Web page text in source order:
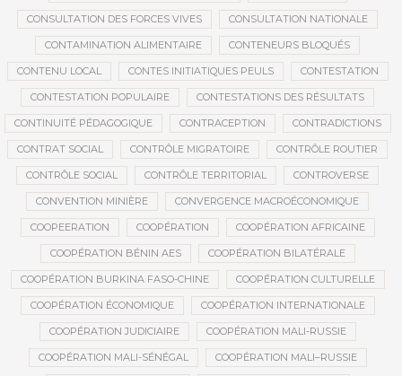
CONSULTATION DES FORCES VIVES CONSULTATION NATIONALE
CONTAMINATION ALIMENTAIRE CONTENEURS BLOQUÉS
CONTENU LOCAL CONTES INITIATIQUES PEULS CONTESTATION
CONTESTATION POPULAIRE CONTESTATIONS DES RÉSULTATS
CONTINUITÉ PÉDAGOGIQUE CONTRACEPTION CONTRADICTIONS
CONTRAT SOCIAL CONTRÔLE MIGRATOIRE CONTRÔLE ROUTIER
CONTRÔLE SOCIAL CONTRÔLE TERRITORIAL CONTROVERSE
CONVENTION MINIÈRE CONVERGENCE MACROÉCONOMIQUE
COOPEERATION COOPÉRATION COOPÉRATION AFRICAINE
COOPÉRATION BÉNIN AES COOPÉRATION BILATÉRALE
COOPÉRATION BURKINA FASO-CHINE COOPÉRATION CULTURELLE
COOPÉRATION ÉCONOMIQUE COOPÉRATION INTERNATIONALE
COOPÉRATION JUDICIAIRE COOPÉRATION MALI-RUSSIE
COOPÉRATION MALI-SÉNÉGAL COOPÉRATION MALI–RUSSIE